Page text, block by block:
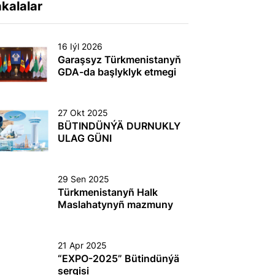
16 Iýl 2026
Garaşsyz Türkmenistanyň
GDA-da başlyklyk etmegi
27 Okt 2025
BÜTINDÜNÝÄ DURNUKLY
ULAG GÜNI
29 Sen 2025
Türkmenistanyñ Halk
Maslahatynyñ mazmuny
21 Apr 2025
“EХPO-2025” Bütindünýä
sergisi